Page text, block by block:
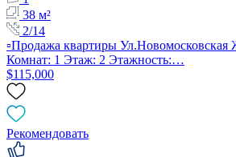
38 м²
2/14
▫️Продажа квартиры
Комнат: 1 Этаж: 2 Этажность:…
$115,000
Рекомендовать